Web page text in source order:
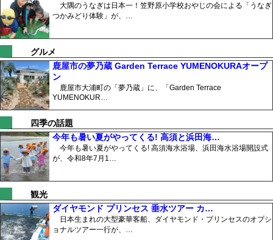
大隅のうなぎは日本一！笠野原小学校おやじの会による「うなぎ
つかみどり体験」が、…
グルメ
鹿屋市の夢乃蔵 Garden Terrace YUMENOKURAオープ
ン
鹿屋市大浦町の「夢乃蔵」に、「Garden Terrace
YUMENOKUR…
四季の話題
今年も暑い夏がやってくる! 高須と浜田海…
今年も暑い夏がやってくる! 高須海水浴場、浜田海水浴場開設式
が、令和8年7月1…
観光
ダイヤモンド プリンセス 垂水ツアー カ…
日本生まれの大型豪華客船、ダイヤモンド・プリンセスのオプシ
ョナルツアー一行が、…